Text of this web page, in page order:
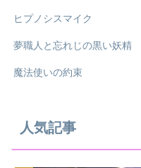
ヒプノシスマイク
夢職人と忘れじの黒い妖精
魔法使いの約束
人気記事